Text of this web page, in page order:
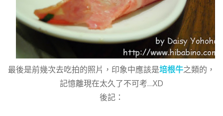
最後是前幾次去吃拍的照片，印象中應該是培根牛之類的，
記憶離現在太久了不可考…XD
後記：